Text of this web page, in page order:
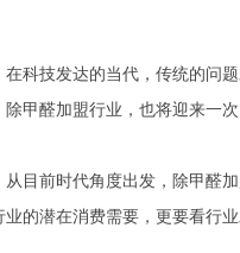
技发达的当代，传统的问题
除甲醛加盟行业，也将迎来一次
前时代角度出发，除甲醛加
业的潜在消费需要，更要看行